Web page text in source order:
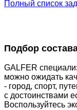
Полный список
Подбор
GALFER
можно ожидать
- город, спорт,
с достоинствами
Воспользуйтесь